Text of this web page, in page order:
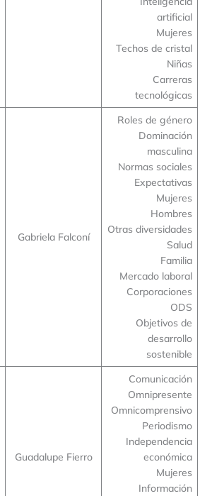
artificial
Mujeres
Techos de cristal
Niñas
Carreras
tecnológicas
Gabriela Falconí
Roles de género
Dominación
masculina
Normas sociales
Expectativas
Mujeres
Hombres
Otras diversidades
Salud
Familia
Mercado laboral
Corporaciones
ODS
Objetivos de
desarrollo
sostenible
Guadalupe Fierro
Comunicación
Omnipresente
Omnicomprensivo
Periodismo
Independencia
económica
Mujeres
Información